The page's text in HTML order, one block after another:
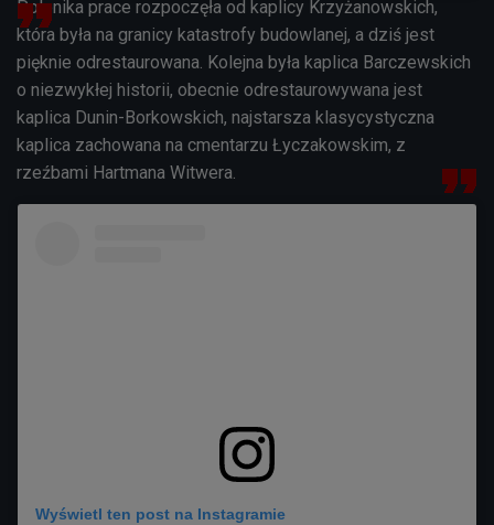
Polonika prace rozpoczęła od kaplicy Krzyżanowskich,
która była na granicy katastrofy budowlanej, a dziś jest
pięknie odrestaurowana. Kolejna była kaplica Barczewskich
o niezwykłej historii, obecnie odrestaurowywana jest
kaplica Dunin-Borkowskich, najstarsza klasycystyczna
kaplica zachowana na cmentarzu Łyczakowskim, z
rzeźbami Hartmana Witwera.
Wyświetl ten post na Instagramie